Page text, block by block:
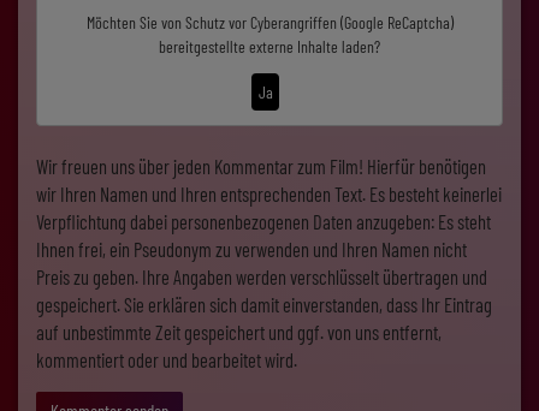
Möchten Sie von Schutz vor Cyberangriffen (Google ReCaptcha)
bereitgestellte externe Inhalte laden?
Ja
Wir freuen uns über jeden Kommentar zum Film! Hierfür benötigen
wir Ihren Namen und Ihren entsprechenden Text. Es besteht keinerlei
Verpflichtung dabei personenbezogenen Daten anzugeben: Es steht
Ihnen frei, ein Pseudonym zu verwenden und Ihren Namen nicht
Preis zu geben. Ihre Angaben werden verschlüsselt übertragen und
gespeichert. Sie erklären sich damit einverstanden, dass Ihr Eintrag
auf unbestimmte Zeit gespeichert und ggf. von uns entfernt,
kommentiert oder und bearbeitet wird.